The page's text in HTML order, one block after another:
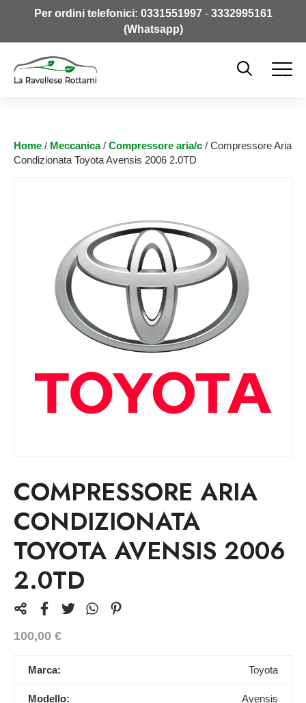
Per ordini telefonici: 0331551997- 3332995161
(Whatsapp)
Home / Meccanica/ Compressore aria/c / Compressore Aria
Condizionata Toyota Avensis 2006 2.0TD
COMPRESSORE ARIA
CONDIZIONATA
TOYOTA AVENSIS 2006
2.0TD
100,00 €
Marca: Toyota
Modello: Avensis